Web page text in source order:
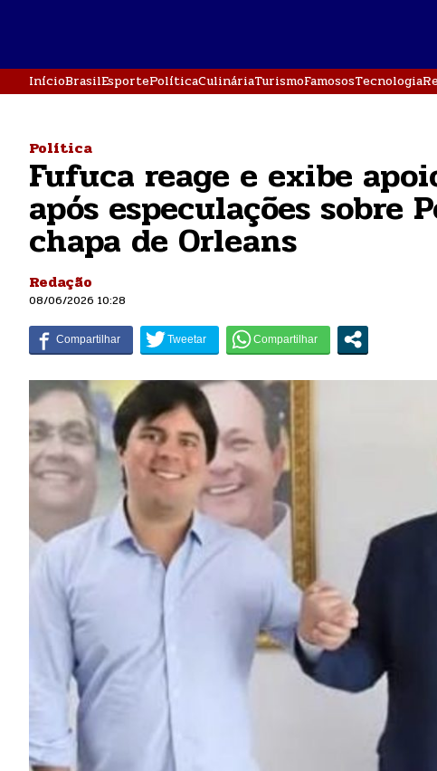
InícioBrasilEsportePolíticaCulináriaTurismoFamososTecnologia
Política
Fufuca reage e exibe
após especulações sobre
chapa de Orleans
Redação
08/06/2026 10:28